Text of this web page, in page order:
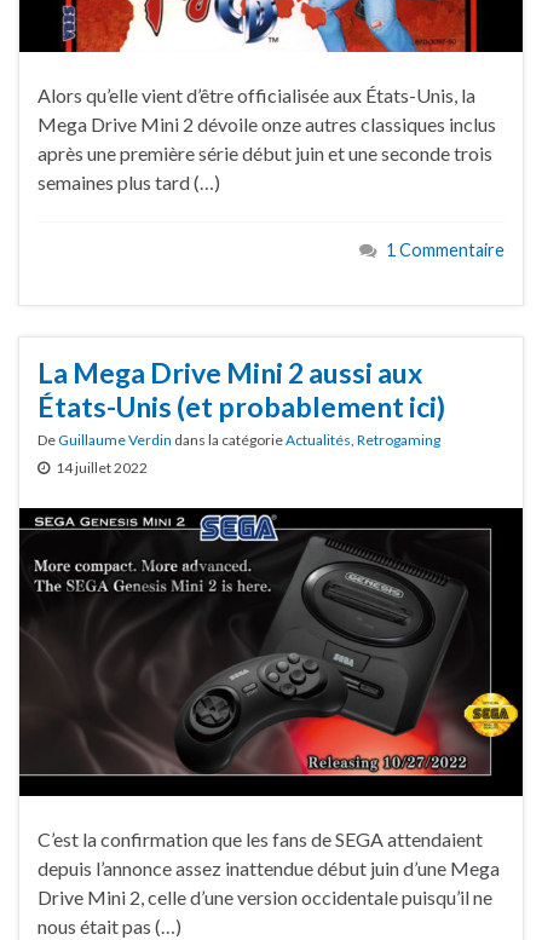
Alors qu’elle vient d’être officialisée aux États-Unis, la
Mega Drive Mini 2 dévoile onze autres classiques inclus
après une première série début juin et une seconde trois
semaines plus tard (…)
1 Commentaire
La Mega Drive Mini 2 aussi aux
États-Unis (et probablement ici)
DeGuillaume Verdin dans la catégorieActualités Retrogaming
14 juillet 2022
C’est la confirmation que les fans de SEGA attendaient
depuis l’annonce assez inattendue début juin d’une Mega
Drive Mini 2, celle d’une version occidentale puisqu’il ne
nous était pas (…)